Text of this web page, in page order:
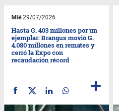
Mié29/07/2026
Hasta G. 403 millones por un
ejemplar: Brangus movió G.
4.080 millones en remates y
cerró la Expo con
recaudación récord